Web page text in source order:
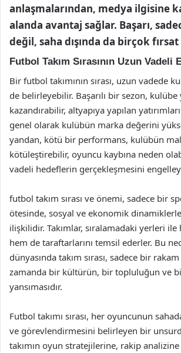
anlaşmalarından, medya ilgisine
alanda avantaj sağlar. Başarı,
değil, saha dışında da birçok fırsat
Futbol Takım Sırasının Uzun Vadeli
Bir futbol takımının sırası, uzun vadede
de belirleyebilir. Başarılı bir sezon,
kazandırabilir, altyapıya yapılan
genel olarak kulübün marka değerini
yandan, kötü bir performans, kulübün
kötüleştirebilir, oyuncu kaybına neden
vadeli hedeflerin gerçekleşmesini
futbol takım sırası ve önemi, sadece bir
ötesinde, sosyal ve ekonomik
ilişkilidir. Takımlar, sıralamadaki yerleri
hem de taraftarlarını temsil ederler. Bu
dünyasında takım sırası, sadece bir
zamanda bir kültürün, bir topluluğun ve
yansımasıdır.
Futbol takımı sırası, her oyuncunun
ve görevlendirmesini belirleyen bir
takımın oyun stratejilerine, rakip